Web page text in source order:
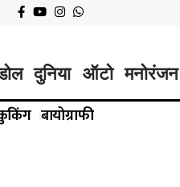
दुनिया ऑटो मनोरंजन
बायोग्राफी